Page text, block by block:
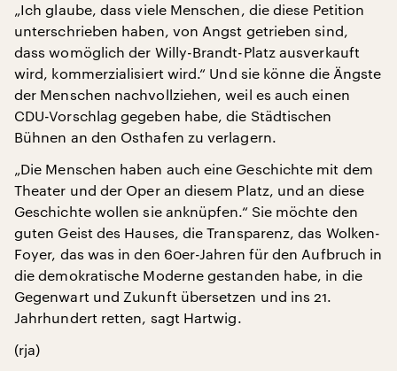
„Ich glaube, dass viele Menschen, die diese Petition
unterschrieben haben, von Angst getrieben sind,
dass womöglich der Willy-Brandt-Platz ausverkauft
wird, kommerzialisiert wird.“ Und sie könne die Ängste
der Menschen nachvollziehen, weil es auch einen
CDU-Vorschlag gegeben habe, die Städtischen
Bühnen an den Osthafen zu verlagern.
„Die Menschen haben auch eine Geschichte mit dem
Theater und der Oper an diesem Platz, und an diese
Geschichte wollen sie anknüpfen.“ Sie möchte den
guten Geist des Hauses, die Transparenz, das Wolken-
Foyer, das was in den 60er-Jahren für den Aufbruch in
die demokratische Moderne gestanden habe, in die
Gegenwart und Zukunft übersetzen und ins 21.
Jahrhundert retten, sagt Hartwig.
(rja)